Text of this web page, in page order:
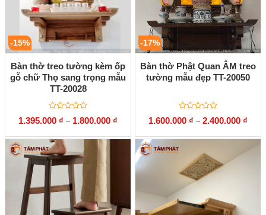
-15%
Bàn thờ treo tường kèm ốp
gỗ chữ Thọ sang trọng mẫu
TT-20028
Được
xếp
0
5
sao
1.395.000 ₫ – 1.800.000 ₫
-17%
Bàn thờ Phật Quan ÂM treo
tường mẫu đẹp TT-20050
Được
xếp
0
5
sao
1.600.000 ₫ – 2.400.000 ₫